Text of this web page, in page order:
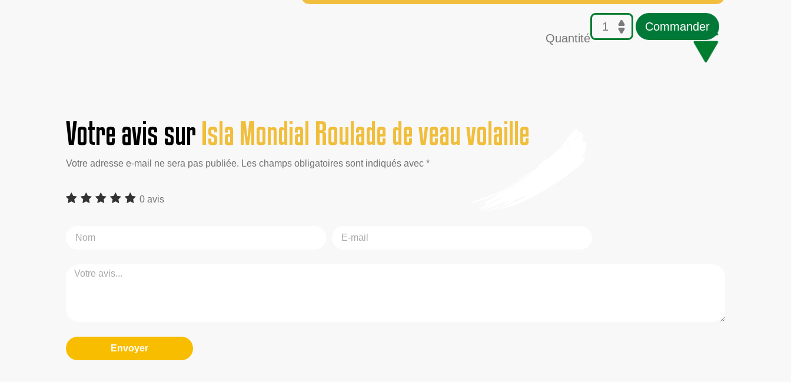
Quantité
Commander
Votre avis surIsla Mondial Roulade de veau volaille
Votre adresse e-mail ne sera pas publiée. Les champs obligatoires sont indiqués avec *
0 avis
Envoyer